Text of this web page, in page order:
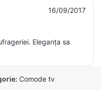
16/09/2017
Eleganța sa
Comode tv